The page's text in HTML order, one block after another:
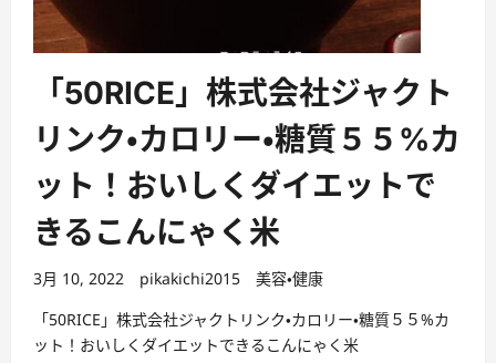
「50RICE」株式会社ジャクト
リンク・カロリー・糖質５５%カ
ット！おいしくダイエットで
きるこんにゃく米
3月 10, 2022 pikakichi2015
美容・健康
「50RICE」株式会社ジャクトリンク・カロリー・糖質５５%カ
ット！おいしくダイエットできるこんにゃく米